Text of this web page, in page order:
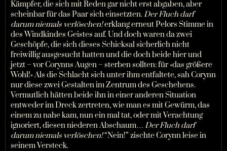
Kämpfer, die sich mit Reden gar nicht erst abgaben, aber
scheinbar für das Paar sich einsetzten.Der Fluch darf
darum niemals verlöschen!erklang erneut Pelors Stimme in
des Windkindes Geistes auf. Und doch waren da zwei
Geschöpfe, die sich dieses Schicksal sicherlich nicht
freiwillig ausgesucht hatten und die doch beide hier und
jetzt – vor Corynns Augen – sterben sollten: für »das größere
Wohl!« Als die Schlacht sich unter ihm entfaltete, sah Corynn
nur diese zwei Gestalten im Zentrum des Geschehens.
Vermutlich hätten beide ihn in einer anderen Situation
entweder im Dreck zertreten, wie man es mit Gewürm, das
einem zu nahe kam, nun ein mal tat, oder mit Verachtung
ignoriert, diesen niederen Abschaum… Der Fluch darf
darum niemals verlöschen!“Nein!” zischte Corynn leise in
seinem Versteck.